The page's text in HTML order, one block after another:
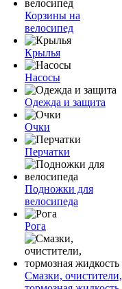
Корзины на
велосипед
Крылья
Насосы
Одежда и защита
Очки
Перчатки
Подножки для
велосипеда
Рога
Смазки, очистители,